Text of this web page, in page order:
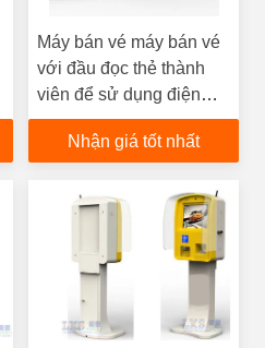
Máy bán vé máy bán vé
với đầu đọc thẻ thành
viên để sử dụng điện
ảnh
Nhận giá tốt nhất